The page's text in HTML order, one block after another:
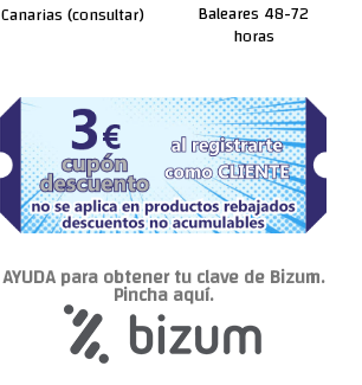
Canarias (consultar)
Baleares 48-72
horas
AYUDA para obtener tu clave de Bizum.
Pincha aquí.